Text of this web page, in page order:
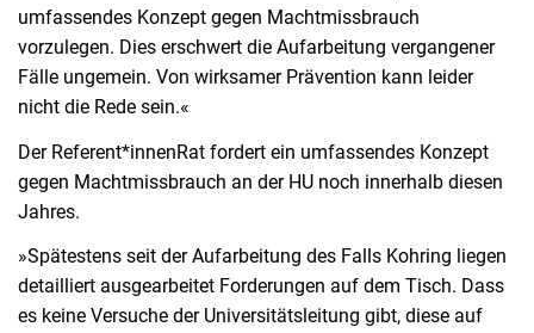
umfassendes Konzept gegen Machtmissbrauch
vorzulegen. Dies erschwert die Aufarbeitung vergangener
Fälle ungemein. Von wirksamer Prävention kann leider
nicht die Rede sein.«
Der Referent*innenRat fordert ein umfassendes Konzept
gegen Machtmissbrauch an der HU noch innerhalb diesen
Jahres.
»Spätestens seit der Aufarbeitung des Falls Kohring liegen
detailliert ausgearbeitet Forderungen auf dem Tisch. Dass
es keine Versuche der Universitätsleitung gibt, diese auf